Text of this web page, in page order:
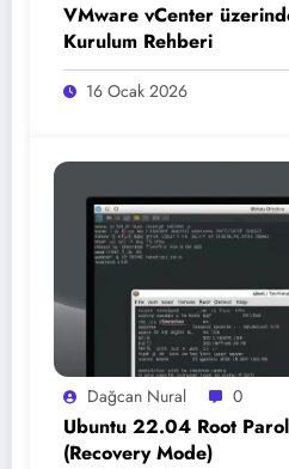
VMware vCenter
Kurulum Rehberi
16 Ocak 2026
Dağcan Nural 0
Ubuntu 22.04 Root
(Recovery Mode)